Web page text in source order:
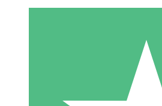
Paquetes de
Paga según el uso con créditos de